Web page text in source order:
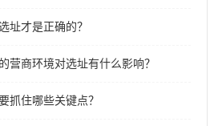
址才是正确的？
营商环境对选址有什么影响？
抓住哪些关键点？